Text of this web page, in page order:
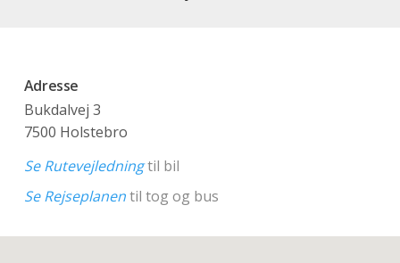
Adresse
Bukdalvej 3
7500 Holstebro
Se Rutevejledningtil bil
Se Rejseplanentil tog og bus